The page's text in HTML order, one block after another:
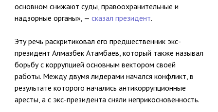
основном снижают суды, правоохранительные и
надзорные органы», — сказал президент.
Эту речь раскритиковал его предшественник экс-
президент Алмазбек Атамбаев, который также называл
борьбу с коррупцией основным вектором своей
работы. Между двумя лидерами начался конфликт, в
результате которого начались антикоррупционные
аресты, а с экс-президента сняли неприкосновенность.